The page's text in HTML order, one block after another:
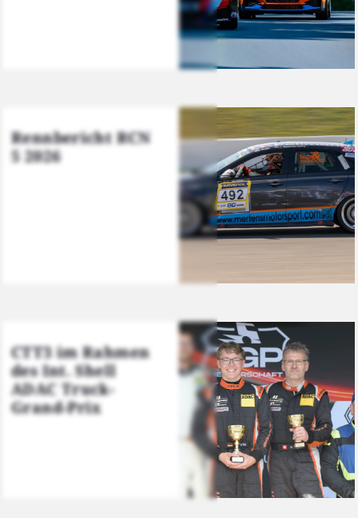
Renn­be­richt RCN
5 2026
CTT3 im Rah­men
des Int. Shell
ADAC Truck-
Grand-Prix